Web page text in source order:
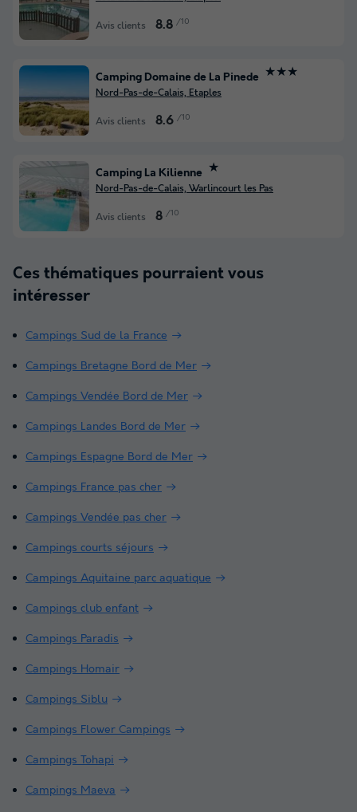
Avis clients 8.8 /10
Camping Domaine de La Pinede ★★★
Nord-Pas-de-Calais, Etaples
Avis clients 8.6 /10
Camping La Kilienne ★
Nord-Pas-de-Calais, Warlincourt les Pas
Avis clients 8 /10
Ces thématiques pourraient vous
intéresser
Campings Sud de la France
Campings Bretagne Bord de Mer
Campings Vendée Bord de Mer
Campings Landes Bord de Mer
Campings Espagne Bord de Mer
Campings France pas cher
Campings Vendée pas cher
Campings courts séjours
Campings Aquitaine parc aquatique
Campings club enfant
Campings Paradis
Campings Homair
Campings Siblu
Campings Flower Campings
Campings Tohapi
Campings Maeva